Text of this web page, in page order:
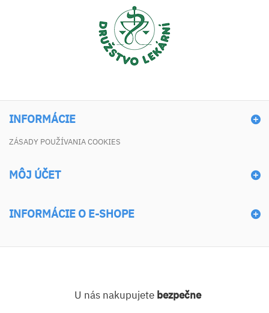
INFORMÁCIE
ZÁSADY POUŽÍVANIA COOKIES
MÔJ ÚČET
INFORMÁCIE O E-SHOPE
U nás nakupujete bezpečne